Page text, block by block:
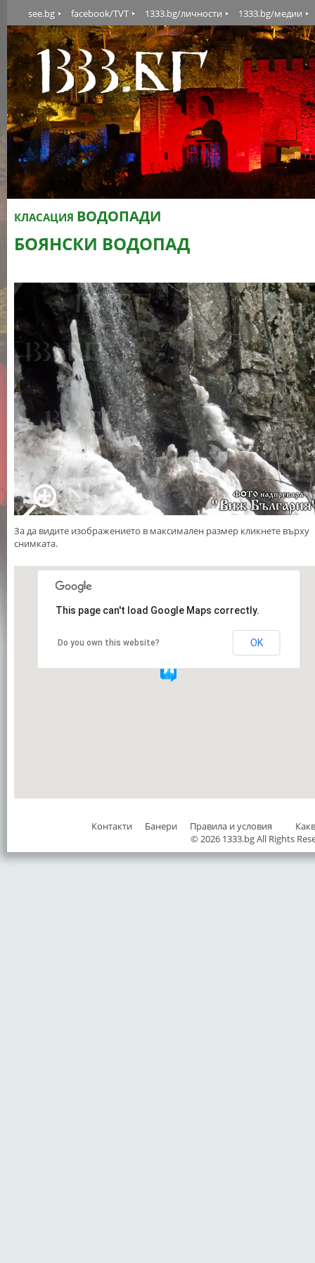
see.bg facebook/TVT 1333.bg/личности 1333.bg/медии
КЛАСАЦИЯ ВОДОПАДИ
БОЯНСКИ ВОДОПАД
За да видите изображението в максимален размер кликнете върху
снимката.
This page can't load Google Maps correctly.
Do you own this website? OK
Контакти Банери Правила и условия
© 2026 1333.bg All Rights